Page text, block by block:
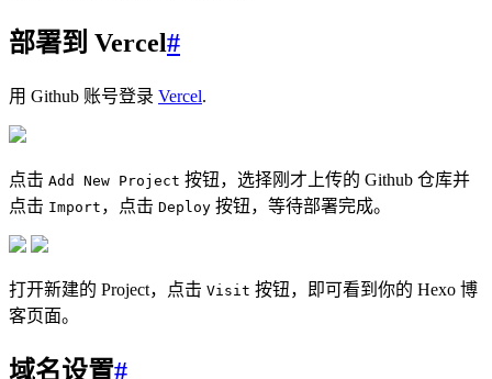
部署到 Vercel#
用 Github 账号登录 Vercel.
点击 Add New Project 按钮，选择刚才上传的 Github 仓库并
点击 Import ，点击 Deploy 按钮，等待部署完成。
打开新建的 Project，点击 Visit 按钮，即可看到你的 Hexo 博
客页面。
域名设置#